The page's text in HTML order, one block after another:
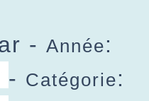
- Année:
- Catégorie: